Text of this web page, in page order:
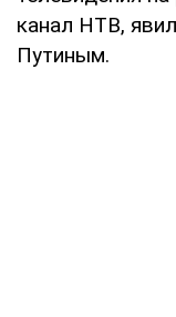
канал НТВ,
Путиным.